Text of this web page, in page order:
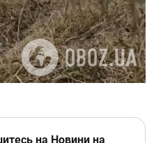
на Новини на